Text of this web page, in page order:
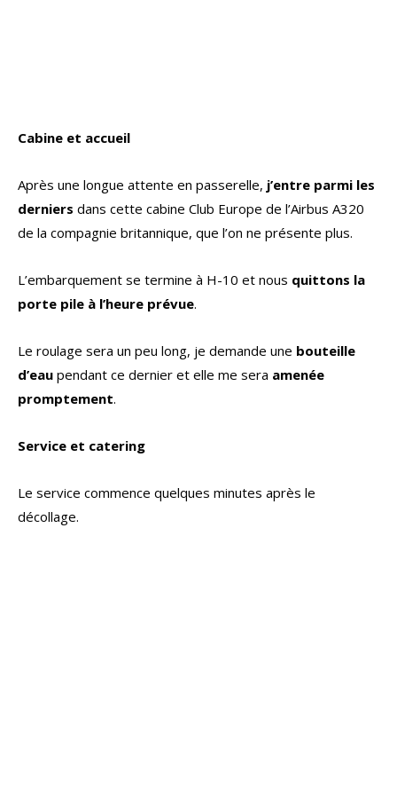
Cabine et accueil
Après une longue attente en passerelle, j’entre parmi les
derniers dans cette cabine Club Europe de l’Airbus A320
de la compagnie britannique, que l’on ne présente plus.
L’embarquement se termine à H-10 et nous quittons la
porte pile à l’heure prévue.
Le roulage sera un peu long, je demande une bouteille
d’eau pendant ce dernier et elle me sera amenée
promptement.
Service et catering
Le service commence quelques minutes après le
décollage.